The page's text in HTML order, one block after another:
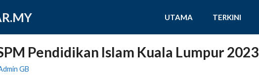
UTAMA TERKINI
Pendidikan Islam Kuala Lumpur 2023
GB